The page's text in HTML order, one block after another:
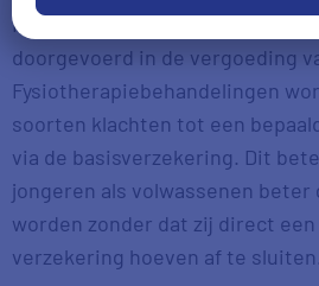
In 2026 zijn er belangrijke
doorgevoerd in de vergoeding
Fysiotherapiebehandelingen
soorten klachten tot een
via de basisverzekering. Dit
jongeren als volwassenen beter
worden zonder dat zij direct een
verzekering hoeven af te sluiten.